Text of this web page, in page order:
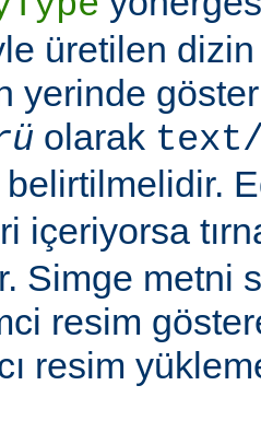
üretilen
yerinde
olarak
belirtilmelidir.
içeriyorsa
Simge metni
resim
resim